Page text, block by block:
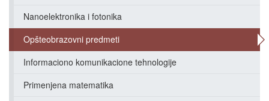
Nanoelektronika i fotonika
Opšteobrazovni predmeti
Informaciono komunikacione tehnologije
Primenjena matematika